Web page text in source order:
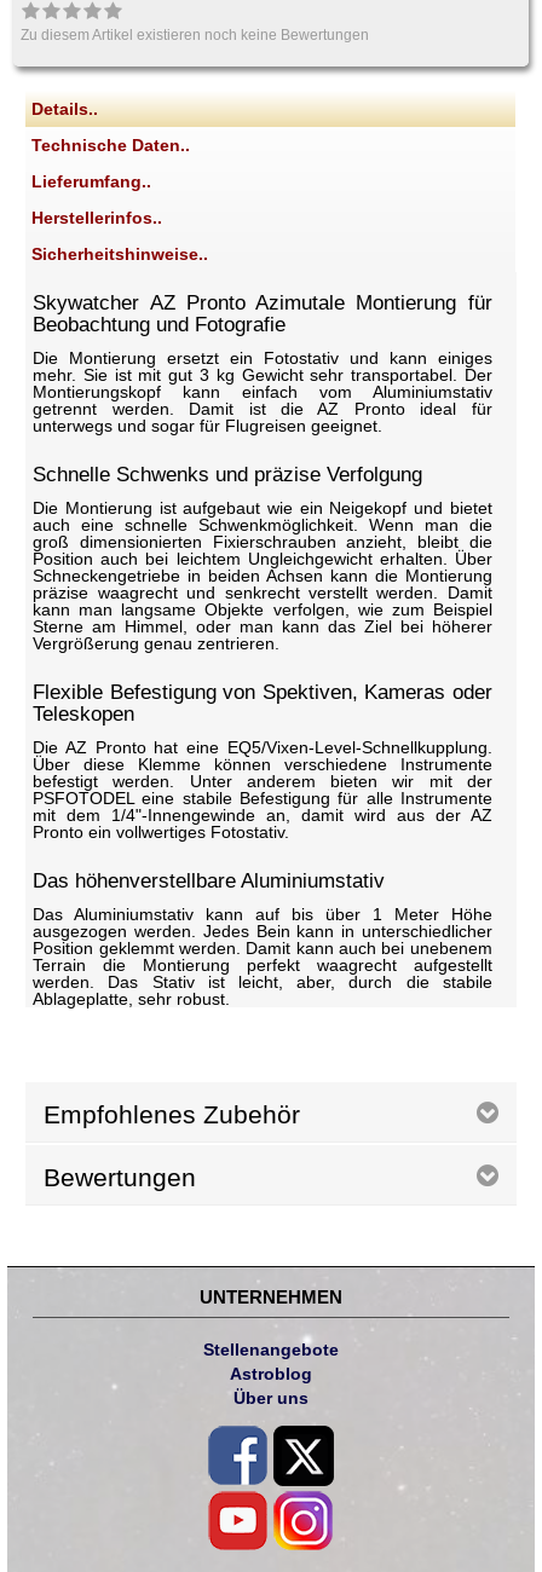
Zu diesem Artikel existieren noch keine Bewertungen
Details..
Technische Daten..
Lieferumfang..
Herstellerinfos..
Sicherheitshinweise..
Skywatcher AZ Pronto Azimutale Montierung für
Beobachtung und Fotografie
Die Montierung ersetzt ein Fotostativ und kann einiges
mehr. Sie ist mit gut 3 kg Gewicht sehr transportabel. Der
Montierungskopf kann einfach vom Aluminiumstativ
getrennt werden. Damit ist die AZ Pronto ideal für
unterwegs und sogar für Flugreisen geeignet.
Schnelle Schwenks und präzise Verfolgung
Die Montierung ist aufgebaut wie ein Neigekopf und bietet
auch eine schnelle Schwenkmöglichkeit. Wenn man die
groß dimensionierten Fixierschrauben anzieht, bleibt die
Position auch bei leichtem Ungleichgewicht erhalten. Über
Schneckengetriebe in beiden Achsen kann die Montierung
präzise waagrecht und senkrecht verstellt werden. Damit
kann man langsame Objekte verfolgen, wie zum Beispiel
Sterne am Himmel, oder man kann das Ziel bei höherer
Vergrößerung genau zentrieren.
Flexible Befestigung von Spektiven, Kameras oder
Teleskopen
Die AZ Pronto hat eine EQ5/Vixen-Level-Schnellkupplung.
Über diese Klemme können verschiedene Instrumente
befestigt werden. Unter anderem bieten wir mit der
PSFOTODEL eine stabile Befestigung für alle Instrumente
mit dem 1/4"-Innengewinde an, damit wird aus der AZ
Pronto ein vollwertiges Fotostativ.
Das höhenverstellbare Aluminiumstativ
Das Aluminiumstativ kann auf bis über 1 Meter Höhe
ausgezogen werden. Jedes Bein kann in unterschiedlicher
Position geklemmt werden. Damit kann auch bei unebenem
Terrain die Montierung perfekt waagrecht aufgestellt
werden. Das Stativ ist leicht, aber, durch die stabile
Ablageplatte, sehr robust.
Empfohlenes Zubehör
Bewertungen
UNTERNEHMEN
Stellenangebote
Astroblog
Über uns